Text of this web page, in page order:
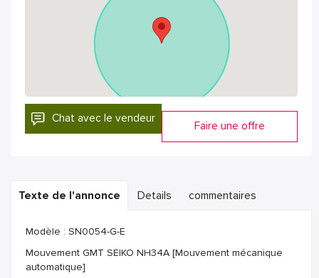
Chat avec le vendeur
Faire une offre
Texte de l'annonce Details commentaires
Modèle : SN0054-G-E
Mouvement GMT SEIKO NH34A [Mouvement mécanique
automatique]